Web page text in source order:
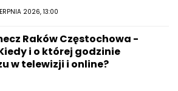
2026, 13:00
Raków Częstochowa -
i o której godzinie
w telewizji i online?